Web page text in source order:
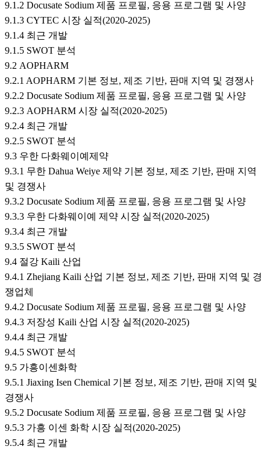
9.1.2 Docusate Sodium 제품 프로필, 응용 프로그램 및 사양
9.1.3 CYTEC 시장 실적(2020-2025)
9.1.4 최근 개발
9.1.5 SWOT 분석
9.2 AOPHARM
9.2.1 AOPHARM 기본 정보, 제조 기반, 판매 지역 및 경쟁사
9.2.2 Docusate Sodium 제품 프로필, 응용 프로그램 및 사양
9.2.3 AOPHARM 시장 실적(2020-2025)
9.2.4 최근 개발
9.2.5 SWOT 분석
9.3 우한 다화웨이예제약
9.3.1 무한 Dahua Weiye 제약 기본 정보, 제조 기반, 판매 지역
및 경쟁사
9.3.2 Docusate Sodium 제품 프로필, 응용 프로그램 및 사양
9.3.3 우한 다화웨이예 제약 시장 실적(2020-2025)
9.3.4 최근 개발
9.3.5 SWOT 분석
9.4 절강 Kaili 산업
9.4.1 Zhejiang Kaili 산업 기본 정보, 제조 기반, 판매 지역 및 경
쟁업체
9.4.2 Docusate Sodium 제품 프로필, 응용 프로그램 및 사양
9.4.3 저장성 Kaili 산업 시장 실적(2020-2025)
9.4.4 최근 개발
9.4.5 SWOT 분석
9.5 가흥이센화학
9.5.1 Jiaxing Isen Chemical 기본 정보, 제조 기반, 판매 지역 및
경쟁사
9.5.2 Docusate Sodium 제품 프로필, 응용 프로그램 및 사양
9.5.3 가흥 이센 화학 시장 실적(2020-2025)
9.5.4 최근 개발